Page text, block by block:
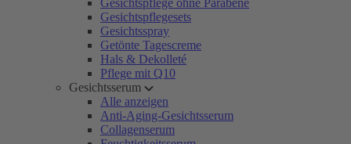
Gesichtspflege ohne Parabene
Gesichtspflegesets
Gesichtsspray
Getönte Tagescreme
Hals & Dekolleté
Pflege mit Q10
Gesichtsserum
Alle anzeigen
Anti-Aging-Gesichtsserum
Collagenserum